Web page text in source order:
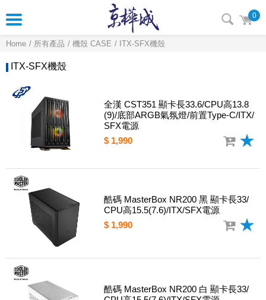
0
Home 所有產品 機殼 CASE ITX-SFX機殼
ITX-SFX機殼
全漢 CST351 顯卡長33.6/CPU高13.8
(9)/底部ARGB氣氛燈/前置Type-C/ITX/
SFX電源
$ 1,990
酷碼 MasterBox NR200 黑 顯卡長33/
CPU高15.5(7.6)/ITX/SFX電源
$ 1,990
酷碼 MasterBox NR200 白 顯卡長33/